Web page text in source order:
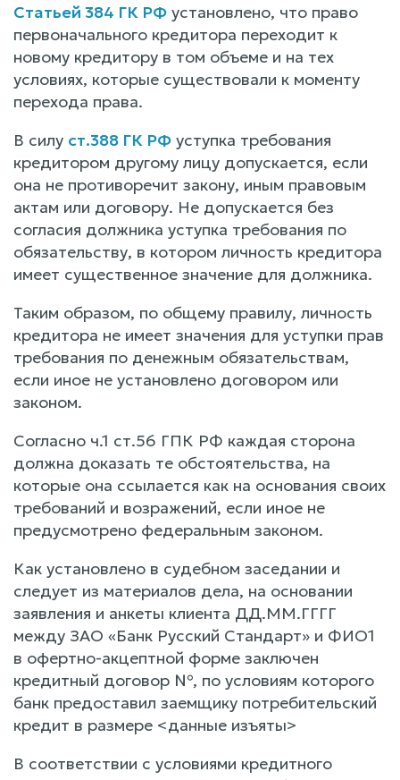
Статьей 384 ГК РФ установлено, что право
первоначального кредитора переходит к
новому кредитору в том объеме и на тех
условиях, которые существовали к моменту
перехода права.
В силу ст.388 ГК РФ уступка требования
кредитором другому лицу допускается, если
она не противоречит закону, иным правовым
актам или договору. Не допускается без
согласия должника уступка требования по
обязательству, в котором личность кредитора
имеет существенное значение для должника.
Таким образом, по общему правилу, личность
кредитора не имеет значения для уступки прав
требования по денежным обязательствам,
если иное не установлено договором или
законом.
Согласно ч.1 ст.56 ГПК РФ каждая сторона
должна доказать те обстоятельства, на
которые она ссылается как на основания своих
требований и возражений, если иное не
предусмотрено федеральным законом.
Как установлено в судебном заседании и
следует из материалов дела, на основании
заявления и анкеты клиента ДД.ММ.ГГГГ
между ЗАО «Банк Русский Стандарт» и ФИО1
в офертно-акцептной форме заключен
кредитный договор №, по условиям которого
банк предоставил заемщику потребительский
кредит в размере <данные изъяты>
В соответствии с условиями кредитного